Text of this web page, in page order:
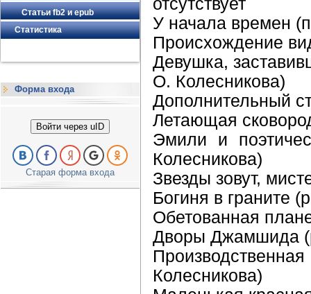
Статьи fb2 и epub
Статистика
Форма входа
Войти через uID
Старая форма входа
отсутствует
У начала времен
Происхождение
Девушка,
О. Колесникова)
Дополнительный
Летающая
Эмили и
Колесникова)
Звезды зовут,
Богиня в граните
Обетованная
Дворы Джамшида
Колесникова)